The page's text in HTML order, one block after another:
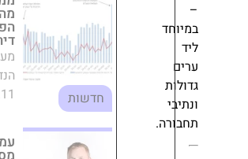
חדשות
מסכמת מחצית
ראשונה חזקה:
זינוק של 73%
בהכנסות, רווח
נקי של 51 מיליון
ש"ח
מערכת זירת
הנדל״ן
27.08